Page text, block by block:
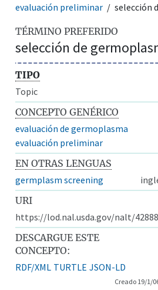
evaluación preliminar
selección
TÉRMINO PREFERIDO
selección de
TIPO
Topic
CONCEPTO GENÉRICO
evaluación de germoplasma
evaluación preliminar
EN OTRAS LENGUAS
germplasm screening
URI
https://lod.nal.usda.gov/nalt/42888
DESCARGUE ESTE
CONCEPTO:
RDF/XML TURTLE JSON-LD
Creado 19/1/